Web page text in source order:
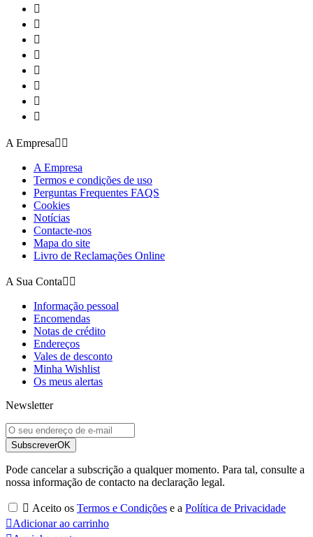








A Empresa 
A Empresa
Termos e condições de uso
Perguntas Frequentes FAQS
Cookies
Notícias
Contacte-nos
Mapa do site
Livro de Reclamações Online
A Sua Conta 
Informação pessoal
Encomendas
Notas de crédito
Endereços
Vales de desconto
Minha Wishlist
Os meus alertas
Newsletter
SubscreverOK
Pode cancelar a subscrição a qualquer momento. Para tal, consulte a
nossa informação de contacto na declaração legal.
 Aceito os Termos e Condições e a Política de Privacidade
Adicionar ao carrinho